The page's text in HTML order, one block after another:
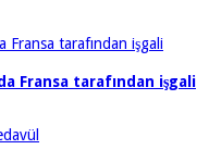
Fransa tarafından işgali